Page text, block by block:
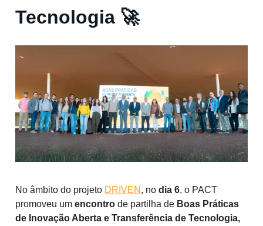
Tecnologia 🚀
No âmbito do projeto DRIVEN , no dia 6, o PACT
promoveu um encontro de partilha de Boas Práticas
de Inovação Aberta e Transferência de Tecnologia,